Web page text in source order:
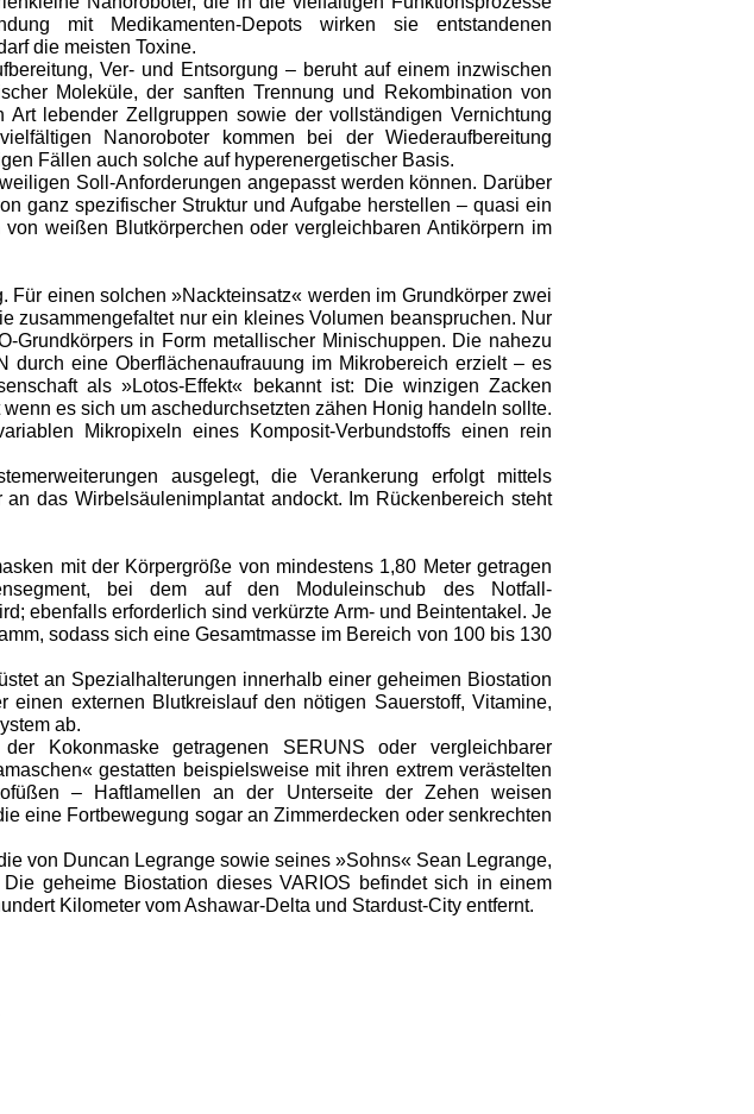
mit Medikamenten-Depots wirken sie entstandenen
die meisten Toxine.
Ver- und Entsorgung – beruht auf einem inzwischen
Moleküle, der sanften Trennung und Rekombination von
lebender Zellgruppen sowie der vollständigen Vernichtung
Nanoroboter kommen bei der Wiederaufbereitung
Fällen auch solche auf hyperenergetischer Basis.
Soll-Anforderungen angepasst werden können. Darüber
ganz spezifischer Struktur und Aufgabe herstellen – quasi ein
weißen Blutkörperchen oder vergleichbaren Antikörpern im
einen solchen »Nackteinsatz« werden im Grundkörper zwei
zusammengefaltet nur ein kleines Volumen beanspruchen. Nur
Grundkörpers in Form metallischer Minischuppen. Die nahezu
eine Oberflächenaufrauung im Mikrobereich erzielt – es
als »Lotos-Effekt« bekannt ist: Die winzigen Zacken
es sich um aschedurchsetzten zähen Honig handeln sollte.
Mikropixeln eines Komposit-Verbundstoffs einen rein
ausgelegt, die Verankerung erfolgt mittels
das Wirbelsäulenimplantat andockt. Im Rückenbereich steht
mit der Körpergröße von mindestens 1,80 Meter getragen
bei dem auf den Moduleinschub des Notfall-
ebenfalls erforderlich sind verkürzte Arm- und Beintentakel. Je
sodass sich eine Gesamtmasse im Bereich von 100 bis 130
an Spezialhalterungen innerhalb einer geheimen Biostation
externen Blutkreislauf den nötigen Sauerstoff, Vitamine,
ab.
Kokonmaske getragenen SERUNS oder vergleichbarer
gestatten beispielsweise mit ihren extrem verästelten
– Haftlamellen an der Unterseite der Zehen weisen
eine Fortbewegung sogar an Zimmerdecken oder senkrechten
von Duncan Legrange sowie seines »Sohns« Sean Legrange,
geheime Biostation dieses VARIOS befindet sich in einem
Kilometer vom Ashawar-Delta und Stardust-City entfernt.